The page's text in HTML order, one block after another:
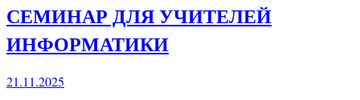
СЕМИНАР ДЛЯ УЧИТЕЛЕЙ
ИНФОРМАТИКИ
21.11.2025